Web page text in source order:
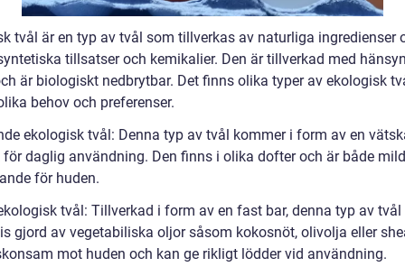
tvål är en typ av tvål som tillverkas av naturliga ingredienser
tillsatser och kemikalier. Den är tillverkad med
är biologiskt nedbrytbar. Det finns olika typer av ekologisk
behov och preferenser.
ekologisk tvål: Denna typ av tvål kommer i form av en
daglig användning. Den finns i olika dofter och är både
för huden.
tvål: Tillverkad i form av en fast bar, denna typ av tvål
gjord av vegetabiliska oljor såsom kokosnöt, olivolja eller
mot huden och kan ge rikligt lödder vid användning.